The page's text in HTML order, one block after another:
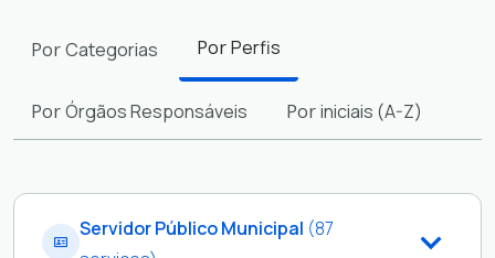
PorCategorias PorPerfis
PorÓrgãos Responsáveis Poriniciais (A-Z)
Servidor Público Municipal (87